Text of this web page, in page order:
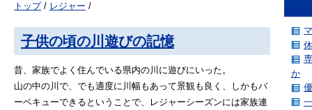
トップ/ レジャー /
子供の頃の川遊びの記憶
昔、家族でよく住んでいる県内の川に遊びにいった。
山の中の川で、でも適度に川幅もあって景観も良く、しかもバ
ーベキューできるということで、レジャーシーズンには家族連
か